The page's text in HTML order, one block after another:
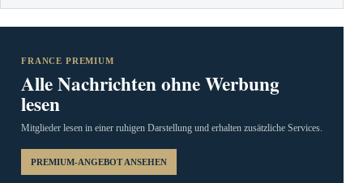
FRANCE PREMIUM
Alle Nachrichten ohne Werbung
lesen
Mitglieder lesen in einer ruhigen Darstellung und erhalten zusätzliche Services.
PREMIUM-ANGEBOT ANSEHEN